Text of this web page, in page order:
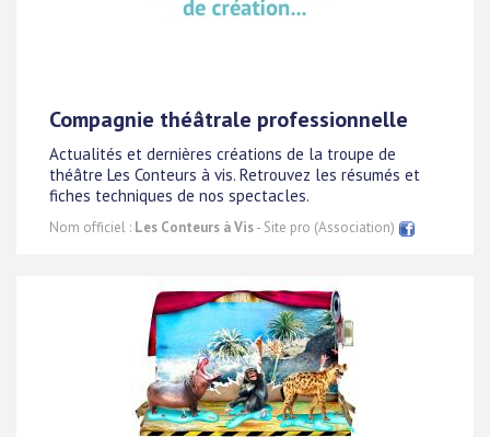
Compagnie théâtrale professionnelle
Actualités et dernières créations de la troupe de
théâtre Les Conteurs à vis. Retrouvez les résumés et
fiches techniques de nos spectacles.
Nom officiel : Les Conteurs à Vis- Site pro (Association)